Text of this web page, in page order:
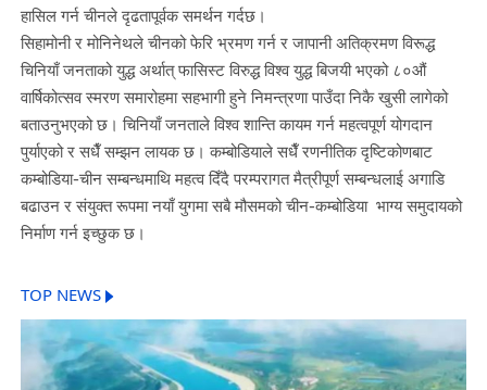
हासिल गर्न चीनले दृढतापूर्वक समर्थन गर्दछ।
सिहामोनी र मोनिनेथले चीनको फेरि भ्रमण गर्न र जापानी अतिक्रमण विरूद्ध
चिनियाँ जनताको युद्ध अर्थात् फासिस्ट विरुद्ध विश्व युद्ध बिजयी भएको ८०औं
वार्षिकोत्सव स्मरण समारोहमा सहभागी हुने निमन्त्रणा पाउँदा निकै खुसी लागेको
बताउनुभएको छ। चिनियाँ जनताले विश्व शान्ति कायम गर्न महत्वपूर्ण योगदान
पुर्याएको र सधैँ सम्झन लायक छ। कम्बोडियाले सधैँ रणनीतिक दृष्टिकोणबाट
कम्बोडिया-चीन सम्बन्धमाथि महत्व दिँदै परम्परागत मैत्रीपूर्ण सम्बन्धलाई अगाडि
बढाउन र संयुक्त रूपमा नयाँ युगमा सबै मौसमको चीन-कम्बोडिया भाग्य समुदायको
निर्माण गर्न इच्छुक छ।
TOP NEWS